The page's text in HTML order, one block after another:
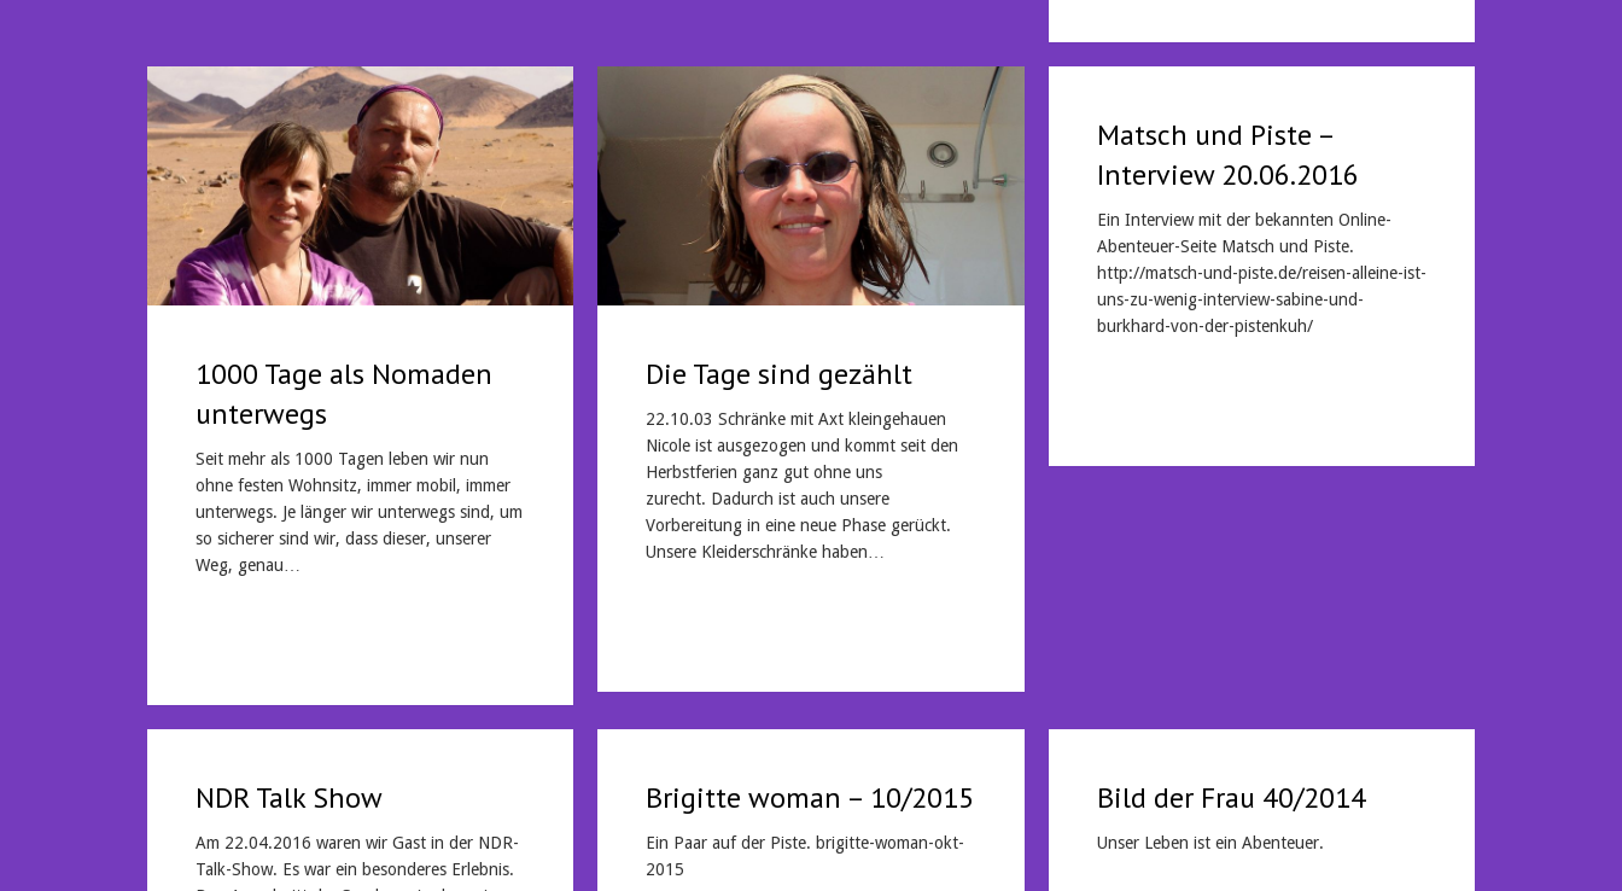
1000 Tage als Nomaden
unterwegs
Seit mehr als 1000 Tagen leben wir nun
ohne festen Wohnsitz, immer mobil, immer
unterwegs. Je länger wir unterwegs sind, um
so sicherer sind wir, dass dieser, unserer
Weg, genau…
Die Tage sind gezählt
22.10.03 Schränke mit Axt kleingehauen
Nicole ist ausgezogen und kommt seit den
Herbstferien ganz gut ohne uns
zurecht. Dadurch ist auch unsere
Vorbereitung in eine neue Phase gerückt.
Unsere Kleiderschränke haben…
Matsch und Piste –
Interview 20.06.2016
Ein Interview mit der bekannten Online-
Abenteuer-Seite Matsch und Piste.
http://matsch-und-piste.de/reisen-alleine-ist-
uns-zu-wenig-interview-sabine-und-
burkhard-von-der-pistenkuh/
NDR Talk Show
Am 22.04.2016 waren wir Gast in der NDR-
Talk-Show. Es war ein besonderes Erlebnis.
Brigitte woman – 10/2015
Ein Paar auf der Piste. brigitte-woman-okt-
2015
Bild der Frau 40/2014
Unser Leben ist ein Abenteuer.